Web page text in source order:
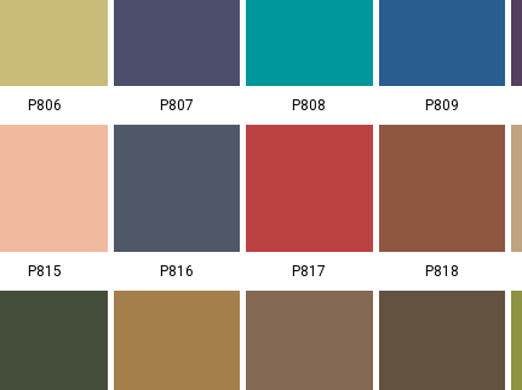
P806 P807 P808 P809
P815 P816 P817 P818